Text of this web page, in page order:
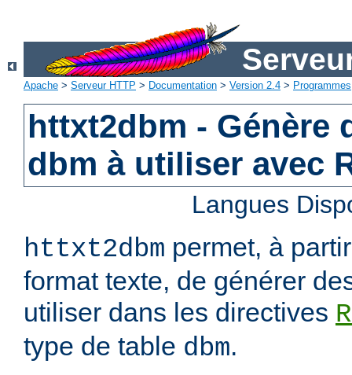
Apache > Serveur HTTP > Documentation > Version 2.4 > Programmes
httxt2dbm - Génère
dbm à utiliser avec
Langues
httxt2dbm permet, à
format texte, de générer
utiliser dans les directives
type de table dbm.